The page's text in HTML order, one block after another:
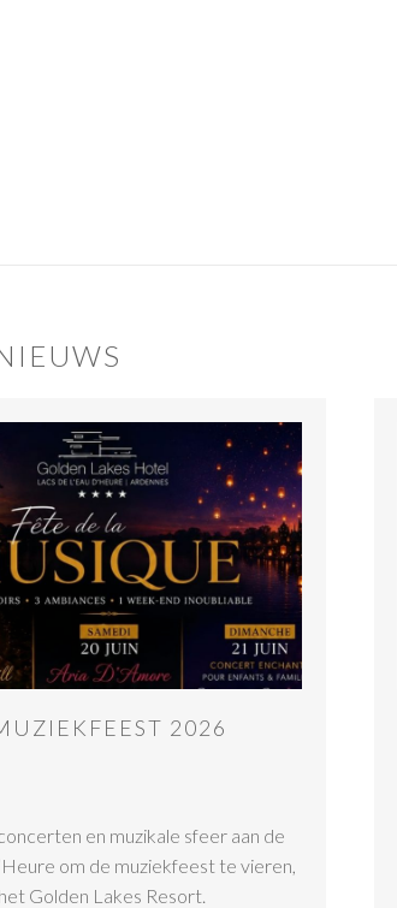
2026
en muzikale sfeer aan de
om de muziekfeest te vieren,
Golden Lakes Resort.